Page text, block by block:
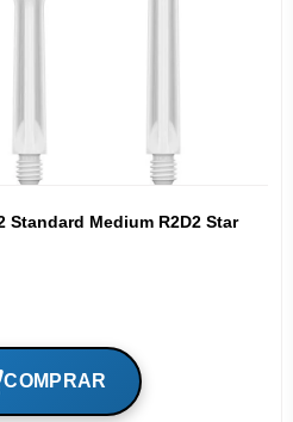
Standard Medium R2D2 Star